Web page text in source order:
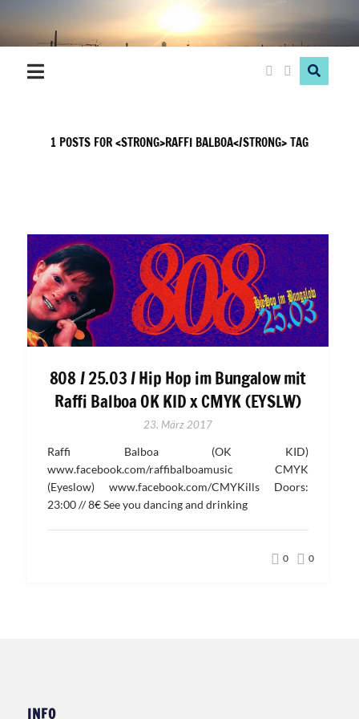
Hood
1 POSTS FOR <STRONG>RAFFI BALBOA</STRONG> TAG
808 / 25.03 / Hip Hop im Bungalow mit
Raffi Balboa OK KID x CMYK (EYSLW)
23. März 2017
Raffi Balboa (OK KID)
www.facebook.com/raffibalboamusic CMYK
(Eyeslow) www.facebook.com/CMYKills Doors:
23:00 // 8€ See you dancing and drinking
0 0
INFO